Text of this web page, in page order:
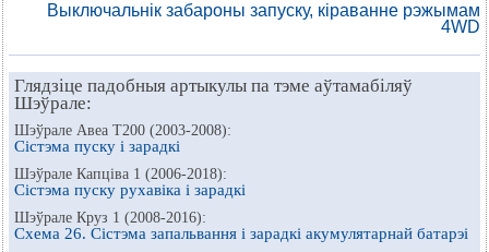
Выключальнік забароны запуску, кіраванне рэжымам
4WD
Глядзіце падобныя артыкулы па тэме аўтамабіляў
Шэўрале:
Шэўрале Авеа Т200 (2003-2008):
Сістэма пуску і зарадкі
Шэўрале Капціва 1 (2006-2018):
Сістэма пуску рухавіка і зарадкі
Шэўрале Круз 1 (2008-2016):
Схема 26. Сістэма запальвання і зарадкі акумулятарнай батарэі